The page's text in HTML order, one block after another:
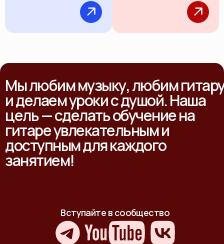
Мы любим музыку, любим
и делаем уроки с душой. Наша
цель — сделать обучение на
гитаре увлекательным и
доступным для каждого
занятием!
Вступайте в сообщество